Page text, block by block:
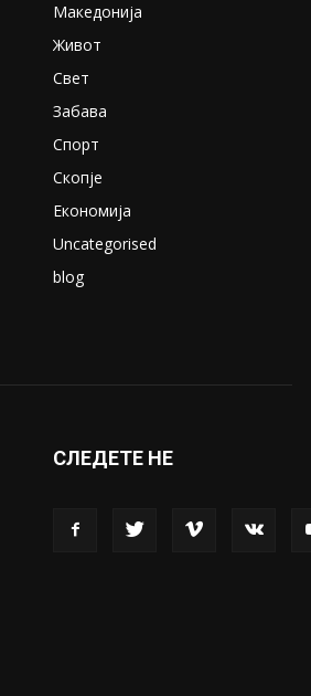
Македонија
Живот
Свет
Забава
Спорт
Скопје
Економија
Uncategorised
blog
СЛЕДЕТЕ НЕ